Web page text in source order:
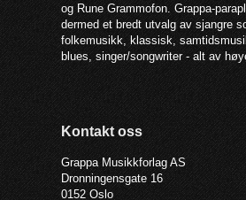
og Rune Grammofon. Grappa-
dermed et bredt utvalg av sjangre
folkemusikk, klassisk,
blues, singer/songwriter - alt av
Kontakt oss
Grappa Musikkforlag AS
Dronningensgate 16
0152 Oslo